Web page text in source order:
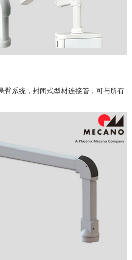
臂系统，封闭式型材连接管，可与所有